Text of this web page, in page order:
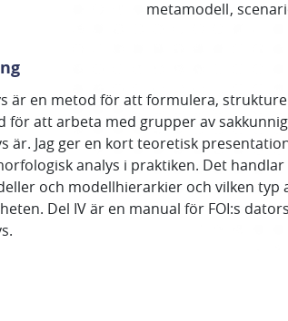
metamodell
är en metod för att formulera,
för att arbeta med grupper av
är. Jag ger en kort teoretisk
analys i praktiken. Det
och modellhierarkier och vilken
Del IV är en manual för FOI:s